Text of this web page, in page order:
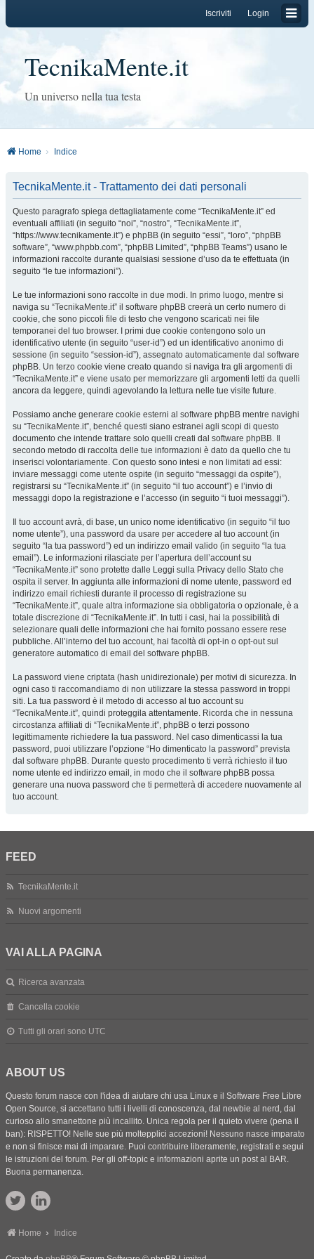
Login
Iscriviti
TecnikaMente.it
Un universo nella tua testa
Home Indice
TecnikaMente.it - Trattamento dei dati personali
Questo paragrafo spiega dettagliatamente come “TecnikaMente.it” ed
eventuali affiliati (in seguito “noi”, “nostro”, “TecnikaMente.it”,
“https://www.tecnikamente.it”) e phpBB (in seguito “essi”, “loro”, “phpBB
software”, “www.phpbb.com”, “phpBB Limited”, “phpBB Teams”) usano le
informazioni raccolte durante qualsiasi sessione d’uso da te effettuata (in
seguito “le tue informazioni”).
Le tue informazioni sono raccolte in due modi. In primo luogo, mentre si
naviga su “TecnikaMente.it” il software phpBB creerà un certo numero di
cookie, che sono piccoli file di testo che vengono scaricati nei file
temporanei del tuo browser. I primi due cookie contengono solo un
identificativo utente (in seguito “user-id”) ed un identificativo anonimo di
sessione (in seguito “session-id”), assegnato automaticamente dal software
phpBB. Un terzo cookie viene creato quando si naviga tra gli argomenti di
“TecnikaMente.it” e viene usato per memorizzare gli argomenti letti da quelli
ancora da leggere, quindi agevolando la lettura nelle tue visite future.
Possiamo anche generare cookie esterni al software phpBB mentre navighi
su “TecnikaMente.it”, benché questi siano estranei agli scopi di questo
documento che intende trattare solo quelli creati dal software phpBB. Il
secondo metodo di raccolta delle tue informazioni è dato da quello che tu
inserisci volontariamente. Con questo sono intesi e non limitati ad essi:
inviare messaggi come utente ospite (in seguito “messaggi da ospite”),
registrarsi su “TecnikaMente.it” (in seguito “il tuo account”) e l’invio di
messaggi dopo la registrazione e l’accesso (in seguito “i tuoi messaggi”).
Il tuo account avrà, di base, un unico nome identificativo (in seguito “il tuo
nome utente”), una password da usare per accedere al tuo account (in
seguito “la tua password”) ed un indirizzo email valido (in seguito “la tua
email”). Le informazioni rilasciate per l’apertura dell’account su
“TecnikaMente.it” sono protette dalle Leggi sulla Privacy dello Stato che
ospita il server. In aggiunta alle informazioni di nome utente, password ed
indirizzo email richiesti durante il processo di registrazione su
“TecnikaMente.it”, quale altra informazione sia obbligatoria o opzionale, è a
totale discrezione di “TecnikaMente.it”. In tutti i casi, hai la possibilità di
selezionare quali delle informazioni che hai fornito possano essere rese
pubbliche. All’interno del tuo account, hai facoltà di opt-in o opt-out sul
generatore automatico di email del software phpBB.
La password viene criptata (hash unidirezionale) per motivi di sicurezza. In
ogni caso ti raccomandiamo di non utilizzare la stessa password in troppi
siti. La tua password è il metodo di accesso al tuo account su
“TecnikaMente.it”, quindi proteggila attentamente. Ricorda che in nessuna
circostanza affiliati di “TecnikaMente.it”, phpBB o terzi possono
legittimamente richiedere la tua password. Nel caso dimenticassi la tua
password, puoi utilizzare l’opzione “Ho dimenticato la password” prevista
dal software phpBB. Durante questo procedimento ti verrà richiesto il tuo
nome utente ed indirizzo email, in modo che il software phpBB possa
generare una nuova password che ti permetterà di accedere nuovamente al
tuo account.
FEED
TecnikaMente.it
Nuovi argomenti
VAI ALLA PAGINA
Ricerca avanzata
Cancella cookie
Tutti gli orari sono UTC
ABOUT US
Questo forum nasce con l'idea di aiutare chi usa Linux e il Software Free Libre
Open Source, si accettano tutti i livelli di conoscenza, dal newbie al nerd, dal
curioso allo smanettone più incallito. Unica regola per il quieto vivere (pena il
ban): RISPETTO! Nelle sue più moltepplici accezioni! Nessuno nasce imparato
e non si finisce mai di imparare. Puoi contribuire liberamente, registrati e segui
le istruzioni del forum. Per gli off-topic e informazioni aprite un post al BAR.
Buona permanenza.
Home Indice